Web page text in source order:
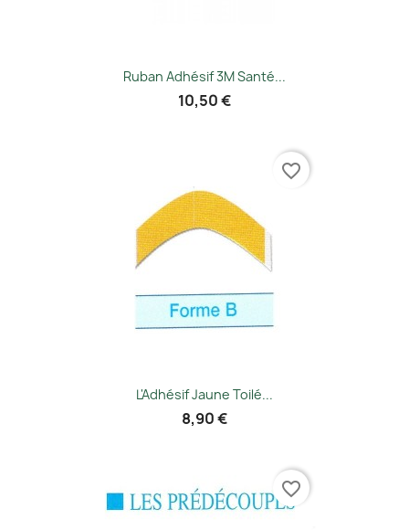
Ruban Adhésif 3M Santé...
10,50 €
L'Adhésif Jaune Toilé...
8,90 €
favorite_border
favorite_border